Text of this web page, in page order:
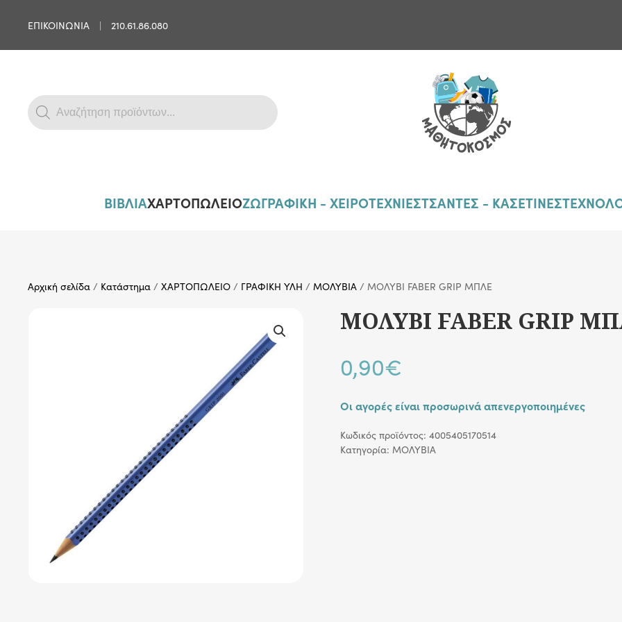
ΕΠΙΚΟΙΝΩΝΙΑ | 210.61.86.080
Products
search
ΒΙΒΛΙΑΧΑΡΤΟΠΩΛΕΙΟΖΩΓΡΑΦΙΚΗ - ΧΕΙΡΟΤΕΧΝΙΕΣΤΣΑΝΤΕΣ - ΚΑΣΕΤΙΝΕΣ
Αρχική σελίδα / Κατάστημα / ΧΑΡΤΟΠΩΛΕΙΟ / ΓΡΑΦΙΚΗ ΥΛΗ / ΜΟΛΥΒΙΑ / ΜΟΛΥΒΙ FABER GRIP ΜΠΛΕ
ΜΟΛΥΒΙ FABER GRIP
0,90€
Οι αγορές είναι προσωρινά απενεργοποιημένες
Κωδικός προϊόντος: 4005405170514
Κατηγορία: ΜΟΛΥΒΙΑ